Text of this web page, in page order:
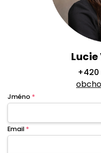
+420
Jméno *
Email *